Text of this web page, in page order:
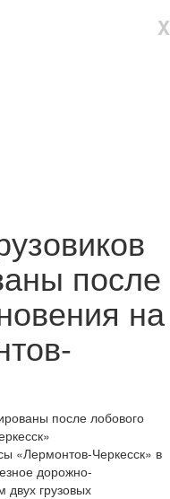
X
после
на
«Лермонтов-Черкесск» в
дорожно-
двух грузовых